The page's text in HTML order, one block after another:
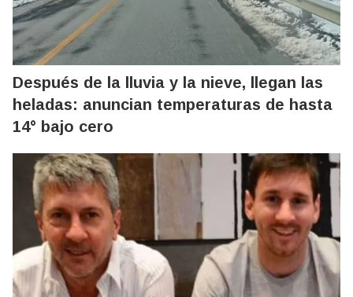
Después de la lluvia y la nieve, llegan las
heladas: anuncian temperaturas de hasta
14° bajo cero